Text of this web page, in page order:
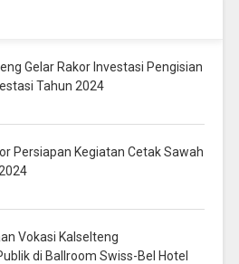
Gelar Rakor Investasi Pengisian
Tahun 2024
Persiapan Kegiatan Cetak Sawah
Vokasi Kalselteng
di Ballroom Swiss-Bel Hotel